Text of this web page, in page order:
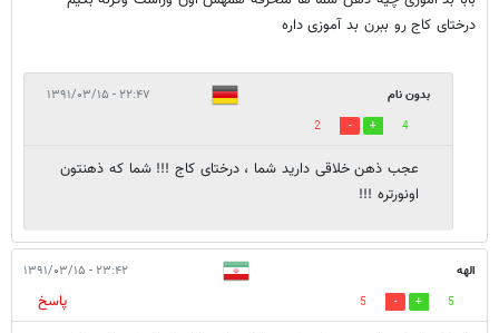
درختای کاج رو ببرن بد آموزی داره
بدون نام ۲۲:۴۷ - ۱۳۹۱/۰۳/۱۵
4
2
عجب ذهن خلاقی دارید شما ، درختای کاج !!! شما که ذهنتون
اونورتره !!!
الهه ۲۳:۴۲ - ۱۳۹۱/۰۳/۱۵
5
5
پاسخ